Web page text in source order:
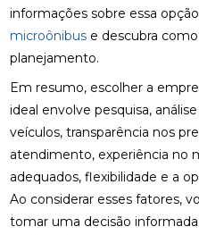
informações sobre essa
microônibus e descubra
planejamento.
Em resumo, escolher a
ideal envolve pesquisa,
veículos, transparência nos
atendimento, experiência no
adequados, flexibilidade e a
Ao considerar esses fatores,
tomar uma decisão